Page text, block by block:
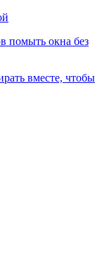
помыть окна без
вместе, чтобы